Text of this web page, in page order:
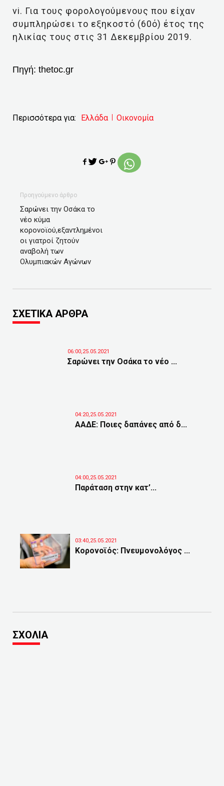
vi. Για τους φορολογούμενους που είχαν
συμπληρώσει το εξηκοστό (60ό) έτος της
ηλικίας τους στις 31 Δεκεμβρίου 2019.
Πηγή: thetoc.gr
Περισσότερα για: Ελλάδα Οικονομία
Προηγούμενο άρθρο
Σαρώνει την Οσάκα το
νέο κύμα
κορονοϊού,εξαντλημένοι
οι γιατροί ζητούν
αναβολή των
Ολυμπιακών Αγώνων
ΣΧΕΤΙΚΑ ΑΡΘΡΑ
06:00,25.05.2021
Σαρώνει την Οσάκα το νέο ...
04:20,25.05.2021
ΑΑΔΕ: Ποιες δαπάνες από δ...
04:00,25.05.2021
Παράταση στην κατ’...
03:40,25.05.2021
Κορονοϊός: Πνευμονολόγος ...
ΣΧΟΛΙΑ